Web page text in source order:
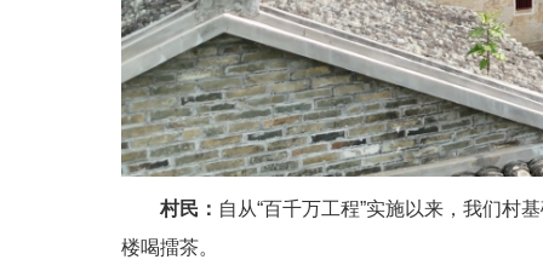
村民： 自从“百千万工程”实施以来，我们村
楼喝擂茶。